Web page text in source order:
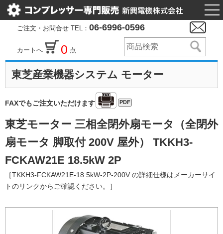
ご注文・お問合せ TEL： 06-6996-0596
カートへ 0 点
東芝産業機器システム モーター
FAXでもご注文いただけます PDF
東芝モーター 三相全閉外扇モータ（全閉外
扇モータ 脚取付 200V 屋外） TKKH3-
FCKAW21E 18.5kW 2P
［TKKH3-FCKAW21E-18.5kW-2P-200V の詳細仕様はメーカーサイ
トのリンクからご確認ください。］